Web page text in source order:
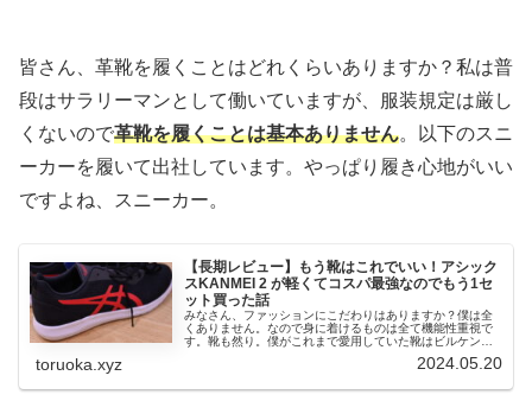
皆さん、革靴を履くことはどれくらいありますか？私は普
段はサラリーマンとして働いていますが、服装規定は厳し
くないので革靴を履くことは基本ありません。以下のスニ
ーカーを履いて出社しています。やっぱり履き心地がいい
ですよね、スニーカー。
【長期レビュー】もう靴はこれでいい！アシック
スKANMEI 2 が軽くてコスパ最強なのでもう1セ
ット買った話
みなさん、ファッションにこだわりはありますか？僕は全
くありません。なので身に着けるものは全て機能性重視で
す。靴も然り。僕がこれまで愛用していた靴はビルケンシ
toruoka.xyz 2024.05.20